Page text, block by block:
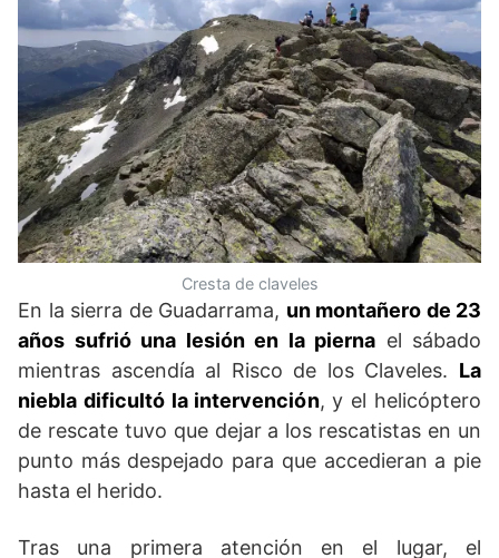
Cresta de claveles
En la sierra de Guadarrama, un montañero de 23
años sufrió una lesión en la pierna el sábado
mientras ascendía al Risco de los Claveles. La
niebla dificultó la intervención, y el helicóptero
de rescate tuvo que dejar a los rescatistas en un
punto más despejado para que accedieran a pie
hasta el herido.
Tras una primera atención en el lugar, el